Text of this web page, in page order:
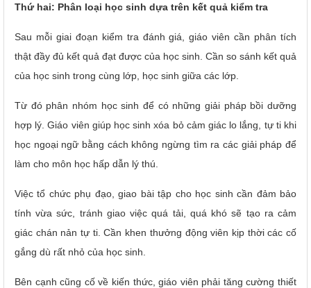
Thứ hai: Phân loại học sinh dựa trên kết quả kiểm tra
Sau mỗi giai đoạn kiểm tra đánh giá, giáo viên cần phân tích
thật đầy đủ kết quả đạt được của học sinh. Cần so sánh kết quả
của học sinh trong cùng lớp, học sinh giữa các lớp.
Từ đó phân nhóm học sinh để có những giải pháp bồi dưỡng
hợp lý. Giáo viên giúp học sinh xóa bỏ cảm giác lo lắng, tự ti khi
học ngoại ngữ bằng cách không ngừng tìm ra các giải pháp để
làm cho môn học hấp dẫn lý thú.
Việc tổ chức phụ đạo, giao bài tập cho học sinh cần đảm bảo
tính vừa sức, tránh giao việc quá tải, quá khó sẽ tạo ra cảm
giác chán nản tự ti. Cần khen thưởng động viên kịp thời các cố
gắng dù rất nhỏ của học sinh.
Bên cạnh cũng cố về kiến thức, giáo viên phải tăng cường thiết